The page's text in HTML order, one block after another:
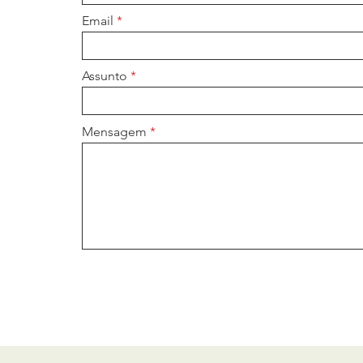
Email
Assunto
Mensagem